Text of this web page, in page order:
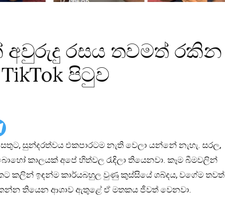
අවුරුදු රසය තවමත් රකින
පිටුව
සුන්දරත්වය එකපාරටම නැති වෙලා යන්නේ නැහැ. සරල,
කාලයක් අපේ හිත්වල රැඳිලා තියෙනවා. කෑම බීමවලින්
කලින් ඉඳන්ම කාර්යබහුල වුණු කුස්සියේ ශබ්දය, වගේම තවත්
තියෙන ආශාව ඇතුළේ ඒ මතකය ජීවත් වෙනවා.